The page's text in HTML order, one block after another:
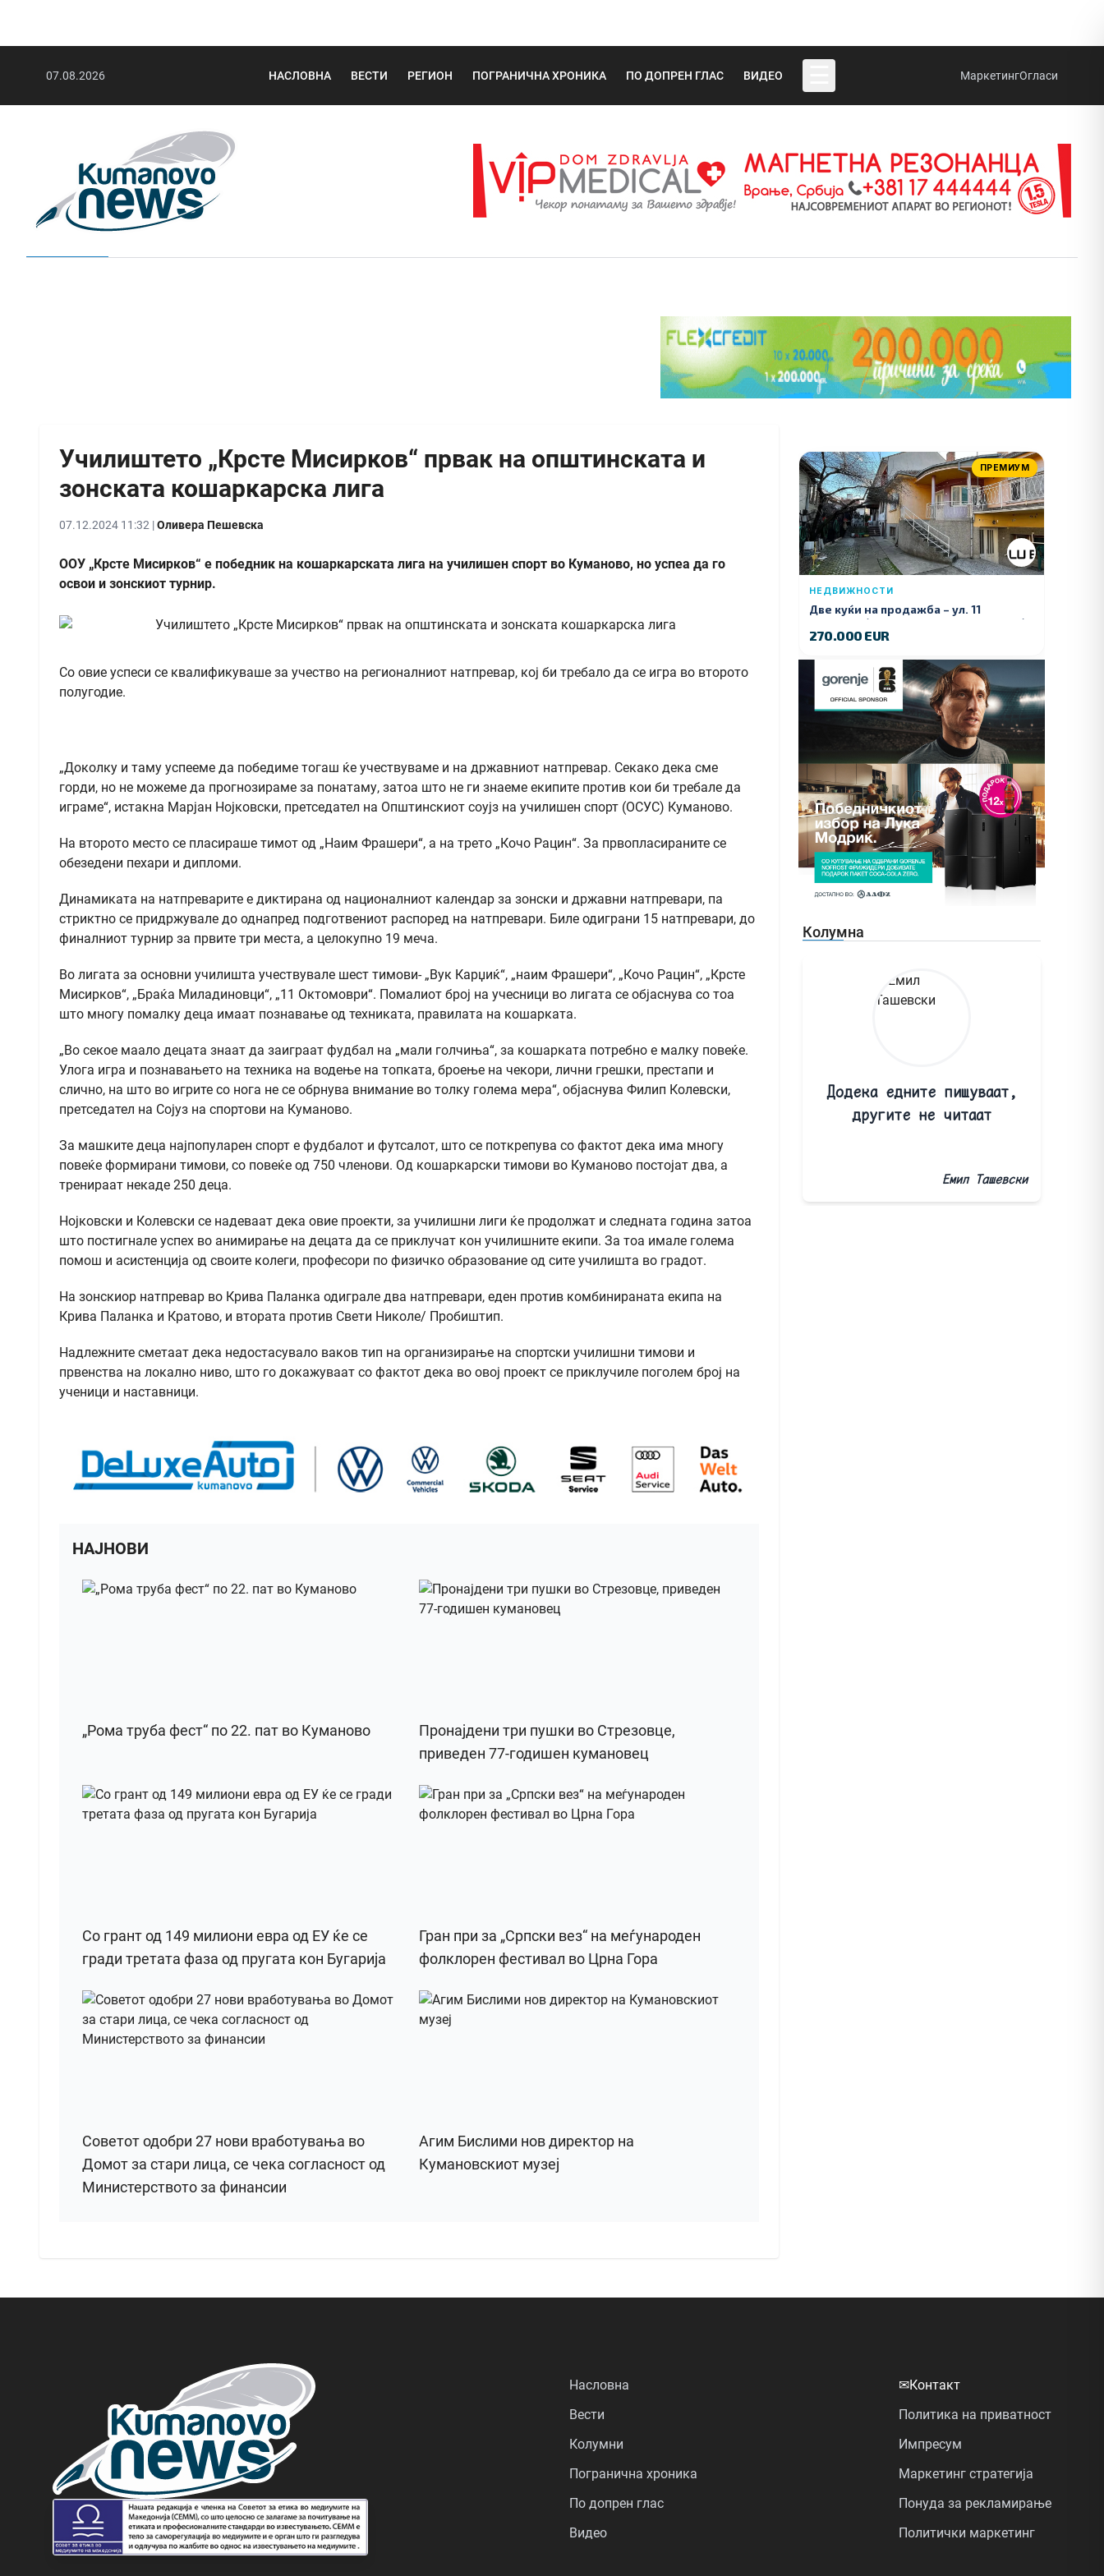
07.08.2026 НАСЛОВНА ВЕСТИ РЕГИОН ПОГРАНИЧНА ХРОНИКА ПО ДОПРЕН ГЛАС ВИДЕО МаркетингОгласи
Училиштето „Крсте Мисирков“ првак на општинската и
зонската кошаркарска лига
07.12.2024 11:32 |Оливера Пешевска
ООУ „Крсте Мисирков“ е победник на кошаркарската лига на училишен спорт во Куманово, но успеа да го
освои и зонскиот турнир.
Со овие успеси се квалификуваше за учество на регионалниот натпревар, кој би требало да се игра во второто
полугодие.
„Доколку и таму успееме да победиме тогаш ќе учествуваме и на државниот натпревар. Секако дека сме
горди, но не можеме да прогнозираме за понатаму, затоа што не ги знаеме екипите против кои би требале да
играме“, истакна Марјан Нојковски, претседател на Општинскиот соујз на училишен спорт (ОСУС) Куманово.
На второто место се пласираше тимот од „Наим Фрашери“, а на трето „Кочо Рацин“. За првопласираните се
обезедени пехари и дипломи.
Динамиката на натпреварите е диктирана од националниот календар за зонски и државни натпревари, па
стриктно се придржувале до однапред подготвениот распоред на натпревари. Биле одиграни 15 натпревари, до
финалниот турнир за првите три места, а целокупно 19 меча.
Во лигата за основни училишта учествувале шест тимови- „Вук Карџиќ“, „наим Фрашери“, „Кочо Рацин“, „Крсте
Мисирков“, „Браќа Миладиновци“, „11 Октомоври“. Помалиот број на учесници во лигата се објаснува со тоа
што многу помалку деца имаат познавање од техниката, правилата на кошарката.
„Во секое маало децата знаат да заиграат фудбал на „мали голчиња“, за кошарката потребно е малку повеќе.
Улога игра и познавањето на техника на водење на топката, броење на чекори, лични грешки, престапи и
слично, на што во игрите со нога не се обрнува внимание во толку голема мера“, објаснува Филип Колевски,
претседател на Сојуз на спортови на Куманово.
За машките деца најпопуларен спорт е фудбалот и футсалот, што се поткрепува со фактот дека има многу
повеќе формирани тимови, со повеќе од 750 членови. Од кошаркарски тимови во Куманово постојат два, а
тренираат некаде 250 деца.
Нојковски и Колевски се надеваат дека овие проекти, за училишни лиги ќе продолжат и следната година затоа
што постигнале успех во анимирање на децата да се приклучат кон училишните екипи. За тоа имале голема
помош и асистенција од своите колеги, професори по физичко образование од сите училишта во градот.
На зонскиор натпревар во Крива Паланка одиграле два натпревари, еден против комбинираната екипа на
Крива Паланка и Кратово, и втората против Свети Николе/ Пробиштип.
Надлежните сметаат дека недостасувало ваков тип на организирање на спортски училишни тимови и
првенства на локално ниво, што го докажуваат со фактот дека во овој проект се приклучиле поголем број на
ученици и наставници.
НАЈНОВИ
„Рома труба фест“ по 22. пат во Куманово
Пронајдени три пушки во Стрезовце,
приведен 77-годишен кумановец
Со грант од 149 милиони евра од ЕУ ќе се
гради третата фаза од пругата кон Бугарија
Гран при за „Српски вез“ на меѓународен
фолклорен фестивал во Црна Гора
Советот одобри 27 нови вработувања во
Домот за стари лица, се чека согласност од
Министерството за финансии
Агим Бислими нов директор на
Кумановскиот музеј
ПРЕМИУМ
НЕДВИЖНОСТИ
Две куќи на продажба – ул. 11
Ноември (Наспроти Селман Туризам)
270.000 EUR
Колумна
Додека едните пишуваат,
другите не читаат
Емил Ташевски
Насловна
Вести
Колумни
Погранична хроника
По допрен глас
Видео
✉Контакт
Политика на приватност
Импресум
Маркетинг стратегија
Понуда за рекламирање
Политички маркетинг